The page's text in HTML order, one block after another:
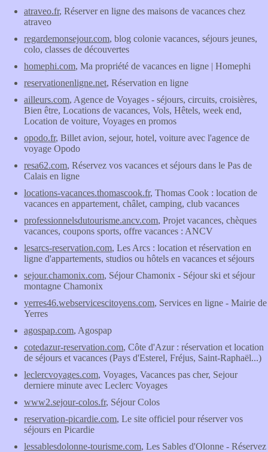
atraveo.fr, Réserver en ligne des maisons de vacances chez
atraveo
regardemonsejour.com, blog colonie vacances, séjours jeunes,
colo, classes de découvertes
homephi.com, Ma propriété de vacances en ligne | Homephi
reservationenligne.net, Réservation en ligne
ailleurs.com, Agence de Voyages - séjours, circuits, croisières,
Bien être, Locations de vacances, Vols, Hêtels, week end,
Location de voiture, Voyages en promos
opodo.fr, Billet avion, sejour, hotel, voiture avec l'agence de
voyage Opodo
resa62.com, Réservez vos vacances et séjours dans le Pas de
Calais en ligne
locations-vacances.thomascook.fr, Thomas Cook : location de
vacances en appartement, châlet, camping, club vacances
professionnelsdutourisme.ancv.com, Projet vacances, chèques
vacances, coupons sports, offre vacances : ANCV
lesarcs-reservation.com, Les Arcs : location et réservation en
ligne d'appartements, studios ou hôtels en vacances et séjours
sejour.chamonix.com, Séjour Chamonix - Séjour ski et séjour
montagne Chamonix
yerres46.webservicescitoyens.com, Services en ligne - Mairie de
Yerres
agospap.com, Agospap
cotedazur-reservation.com, Côte d'Azur : réservation et location
de séjours et vacances (Pays d'Esterel, Fréjus, Saint-Raphaël...)
leclercvoyages.com, Voyages, Vacances pas cher, Sejour
derniere minute avec Leclerc Voyages
www2.sejour-colos.fr, Séjour Colos
reservation-picardie.com, Le site officiel pour réserver vos
séjours en Picardie
lessablesdolonne-tourisme.com, Les Sables d'Olonne - Réservez